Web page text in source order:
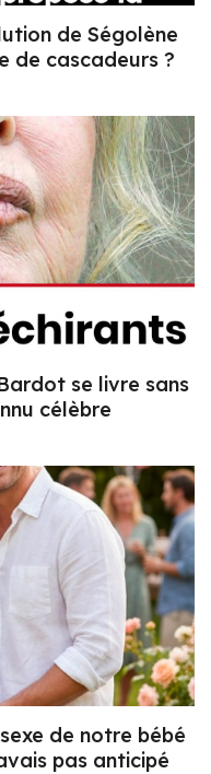
de Ségolène
de cascadeurs ?
se livre sans
célèbre
de notre bébé
pas anticipé